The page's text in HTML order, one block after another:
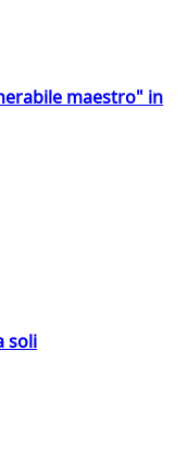
maestro" in
soli